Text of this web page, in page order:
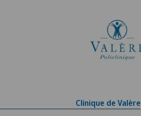
Clinique de Valère